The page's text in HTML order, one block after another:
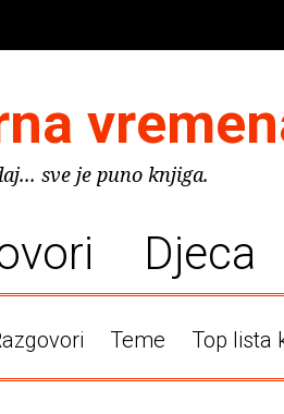
sve je puno knjiga.
Djeca
Teme Top lista